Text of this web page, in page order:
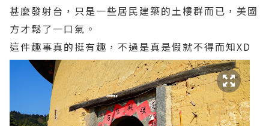
甚麼發射台，只是一些居民建築的土樓群而已，美國
方才鬆了一口氣。
這件趣事真的挺有趣，不過是真是假就不得而知XD